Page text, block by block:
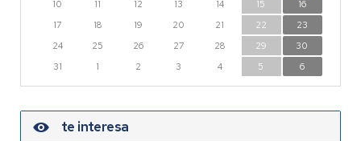
10
11 12 13 14 15
16
17
18 19 20 21 22
23
24
25 26 27 28 29
30
31
1 2 3 4 5 6
te interesa